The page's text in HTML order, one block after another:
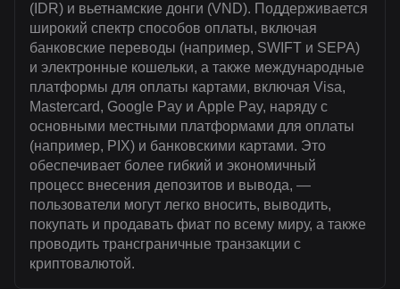
(IDR) и вьетнамские донги (VND). Поддерживается
широкий спектр способов оплаты, включая
банковские переводы (например, SWIFT и SEPA)
и электронные кошельки, а также международные
платформы для оплаты картами, включая Visa,
Mastercard, Google Pay и Apple Pay, наряду с
основными местными платформами для оплаты
(например, PIX) и банковскими картами. Это
обеспечивает более гибкий и экономичный
процесс внесения депозитов и вывода, —
пользователи могут легко вносить, выводить,
покупать и продавать фиат по всему миру, а также
проводить трансграничные транзакции с
криптовалютой.